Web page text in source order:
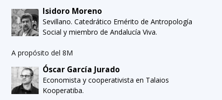
Isidoro Moreno
Sevillano. Catedrático Emérito de Antropología
Social y miembro de Andalucía Viva.
A propósito del 8M
Óscar García Jurado
Economista y cooperativista en Talaios
Kooperatiba.